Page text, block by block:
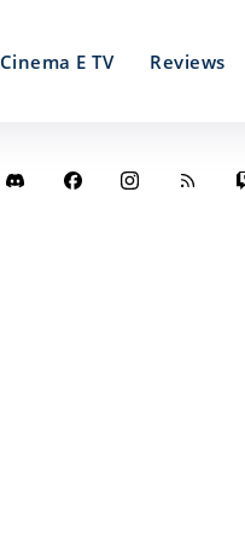
Cinema E TV Reviews